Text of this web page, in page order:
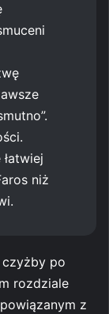
niż
czyżby po
rozdziale
z